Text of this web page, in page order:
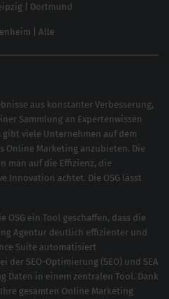
Dortmund
Alle
aus konstanter Verbesserung,
Sammlung an Expertenwissen
viele Unternehmen auf dem
Online Marketing anzubieten. Die
man auf die Effizienz, die
Innovation achtet. Die OSG lässt
OSG ein Tool geschaffen, dass die
Agentur deutlich effizienter und
Suite automatisiert
der SEO-Optimierung (SEO) und SEA
Daten in einem zentralen Tool. Dank
gesamten Online Marketing